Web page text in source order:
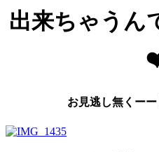
出来ちゃうん
お見逃し無くーー